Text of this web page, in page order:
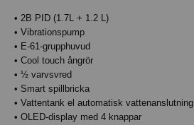
• 2B PID (1.7L + 1.2 L)
• Vibrationspump
• E-61-grupphuvud
• Cool touch ångrör
• ½ varvsvred
• Smart spillbricka
• Vattentank el automatisk vattenanslutning
• OLED-display med 4 knappar